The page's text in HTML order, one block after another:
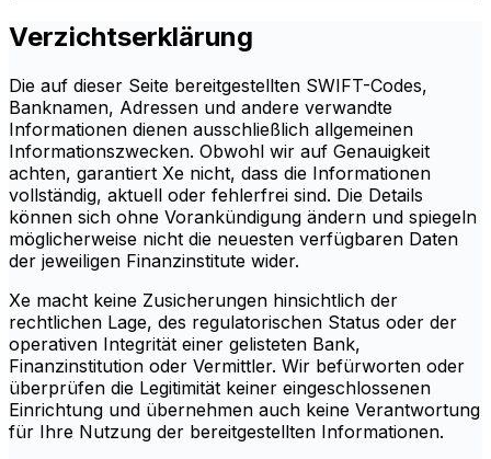
Verzichtserklärung
Die auf dieser Seite bereitgestellten SWIFT-Codes,
Banknamen, Adressen und andere verwandte
Informationen dienen ausschließlich allgemeinen
Informationszwecken. Obwohl wir auf Genauigkeit
achten, garantiert Xe nicht, dass die Informationen
vollständig, aktuell oder fehlerfrei sind. Die Details
können sich ohne Vorankündigung ändern und spiegeln
möglicherweise nicht die neuesten verfügbaren Daten
der jeweiligen Finanzinstitute wider.
Xe macht keine Zusicherungen hinsichtlich der
rechtlichen Lage, des regulatorischen Status oder der
operativen Integrität einer gelisteten Bank,
Finanzinstitution oder Vermittler. Wir befürworten oder
überprüfen die Legitimität keiner eingeschlossenen
Einrichtung und übernehmen auch keine Verantwortung
für Ihre Nutzung der bereitgestellten Informationen.